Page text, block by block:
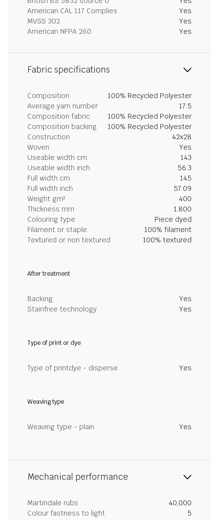
American CAL 117 Complies
Yes
MVSS 302
Yes
American NFPA 260
Yes
Fabric specifications
Composition
100% Recycled Polyester
Average yarn number
17.5
Composition fabric
100% Recycled Polyester
Composition backing
100% Recycled Polyester
Construction
42x28
Woven
Yes
Useable width cm
143
Useable width inch
56.3
Full width cm
145
Full width inch
57.09
Weight gm²
400
Thickness mm
1.800
Colouring type
Piece dyed
Filament or staple
100% filament
Textured or non textured
100% textured
After treatment
Backing
Yes
Stainfree technology
Yes
Type of print or dye
Type of printdye - disperse Yes
Weaving type
Weaving type - plain Yes
Mechanical performance
Martindale rubs
40,000
Colour fastness to light
5